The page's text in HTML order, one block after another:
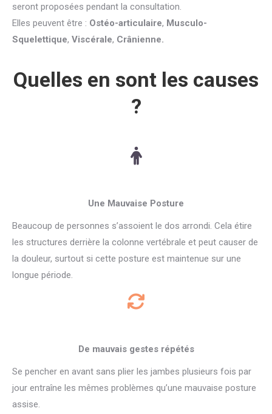
seront proposées pendant la consultation.
Elles peuvent être : Ostéo-articulaire, Musculo-
Squelettique, Viscérale, Crânienne.
Quelles en sont les causes
?
Une Mauvaise Posture
Beaucoup de personnes s’assoient le dos arrondi. Cela étire
les structures derrière la colonne vertébrale et peut causer de
la douleur, surtout si cette posture est maintenue sur une
longue période.
De mauvais gestes répétés
Se pencher en avant sans plier les jambes plusieurs fois par
jour entraîne les mêmes problèmes qu’une mauvaise posture
assise.